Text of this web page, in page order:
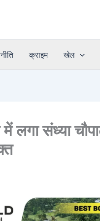
क्राइम खेल
में लगा संध्या